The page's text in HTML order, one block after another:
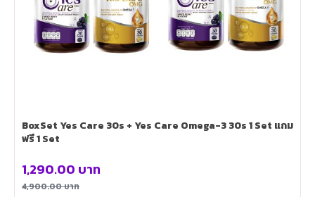
BoxSet Yes Care 30s + Yes Care Omega-3 30s 1 Set แถม
ฟรี 1 Set
4,900.00บาท
1,290.00 บาท